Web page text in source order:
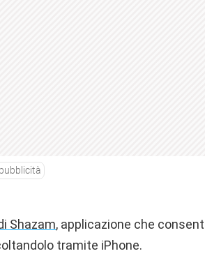
Shazam, applicazione che
tramite iPhone.